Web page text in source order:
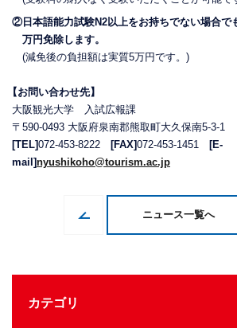
②日本語能力試験N2以上をお持ちでない場合で
万円免除します。
(減免後の負担額は実質5万円です。)
【お問い合わせ先】
大阪観光大学 入試広報課
〒590-0493 大阪府泉南郡熊取町大久保南5-3-1
[TEL]072-453-8222 [FAX]072-453-1451
[E-
mail]nyushikoho@tourism.ac.jp
ニュース一覧へ
カテゴリ